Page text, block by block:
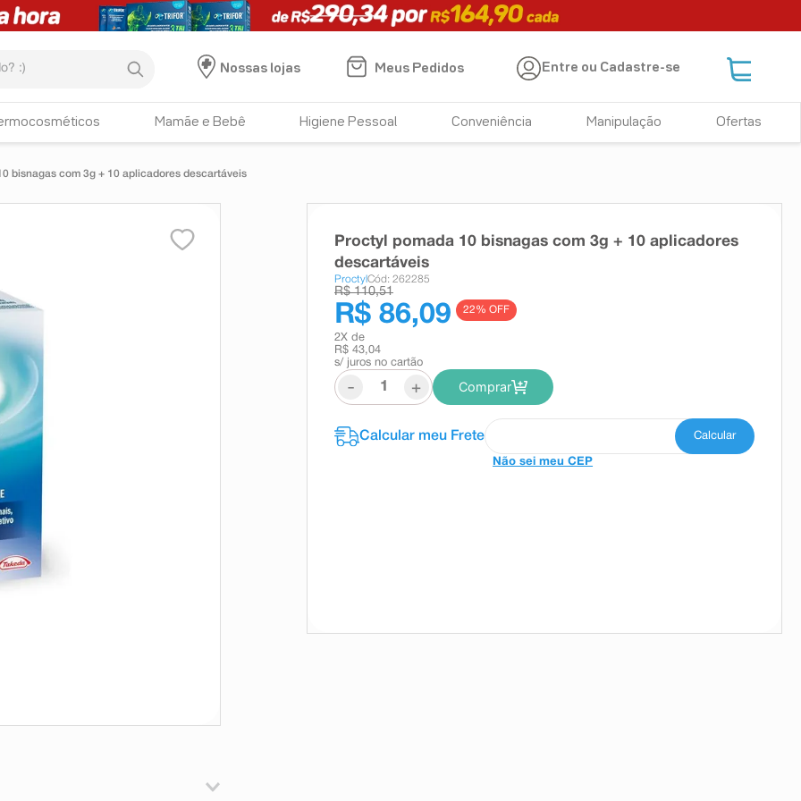
Nossas lojas
Meus Pedidos Entre ou Cadastre-se
Mamãe e Bebê Higiene Pessoal Conveniência Manipulação Ofertas
bisnagas com 3g + 10 aplicadores descartáveis
Proctyl pomada 10 bisnagas com 3g + 10 aplicadores
descartáveis
ProctylCód: 262285
R$ 110,51
R$ 86,09 22% OFF
2X de
R$ 43,04
s/ juros no cartão
- + Comprar
Não sei meu CEP